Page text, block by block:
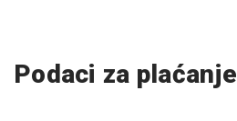
Podaci za plaćanje